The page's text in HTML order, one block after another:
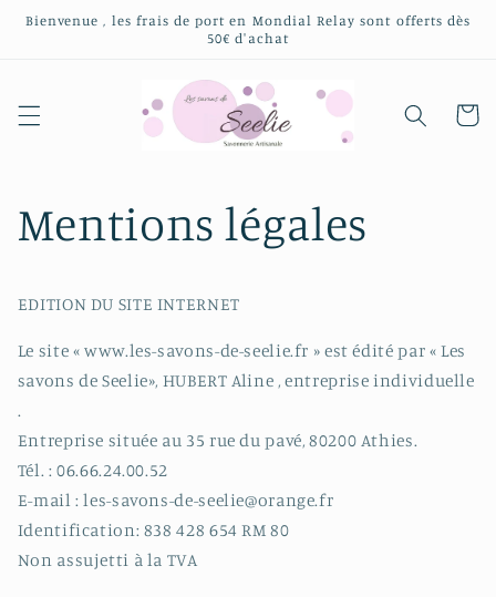
passer
Bienvenue , les frais de port en Mondial Relay sont offerts dès
50€ d'achat
Panier
Mentions légales
EDITION DU SITE INTERNET
Le site « www.les-savons-de-seelie.fr » est édité par « Les
savons de Seelie», HUBERT Aline , entreprise individuelle
.
Entreprise située au 35 rue du pavé, 80200 Athies.
Tél. : 06.66.24.00.52
E-mail : les-savons-de-seelie@orange.fr
Identification: 838 428 654 RM 80
Non assujetti à la TVA